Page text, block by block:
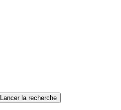
Lancer la recherche